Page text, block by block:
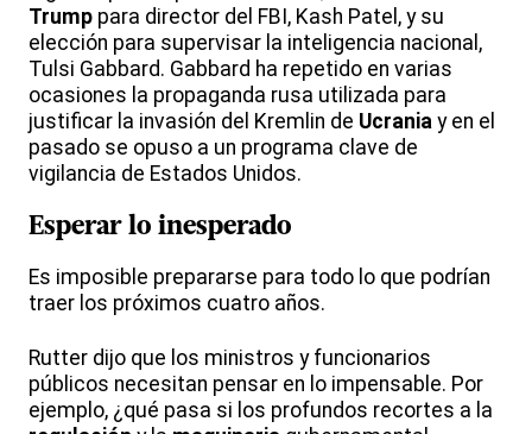
Trump para director del FBI, Kash Patel, y su
elección para supervisar la inteligencia nacional,
Tulsi Gabbard. Gabbard ha repetido en varias
ocasiones la propaganda rusa utilizada para
justificar la invasión del Kremlin de Ucrania y en el
pasado se opuso a un programa clave de
vigilancia de Estados Unidos.
Esperar lo inesperado
Es imposible prepararse para todo lo que podrían
traer los próximos cuatro años.
Rutter dijo que los ministros y funcionarios
públicos necesitan pensar en lo impensable. Por
ejemplo, ¿qué pasa si los profundos recortes a la